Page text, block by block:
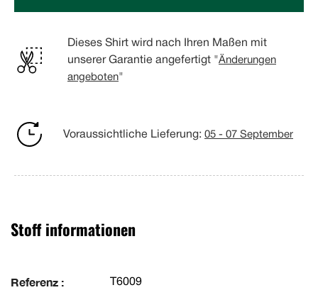
Dieses Shirt wird nach Ihren Maßen mit
unserer Garantie angefertigt "Änderungen
angeboten"
Voraussichtliche Lieferung: 05 - 07 September
Stoff informationen
Referenz : T6009